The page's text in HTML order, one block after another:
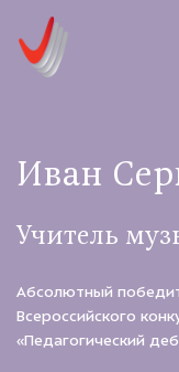
Иван
Учитель
Абсолютный
Всероссийского
«Педагогический